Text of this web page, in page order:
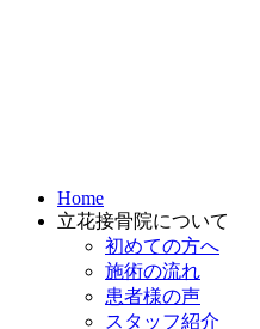
Home
立花接骨院について
初めての方へ
施術の流れ
患者様の声
スタッフ紹介